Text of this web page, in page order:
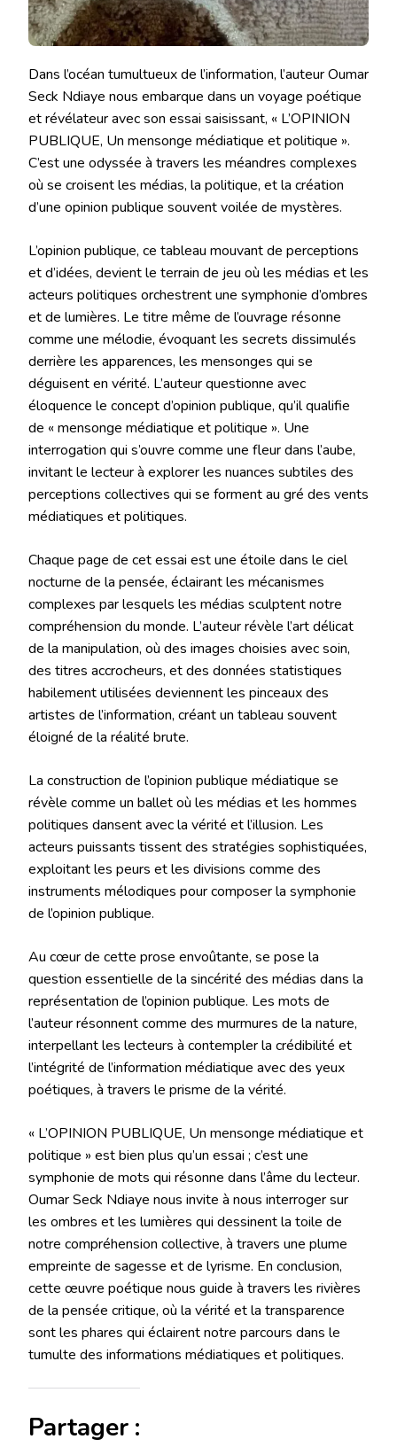
Dans l’océan tumultueux de l’information, l’auteur Oumar
Seck Ndiaye nous embarque dans un voyage poétique
et révélateur avec son essai saisissant, « L’OPINION
PUBLIQUE, Un mensonge médiatique et politique ».
C’est une odyssée à travers les méandres complexes
où se croisent les médias, la politique, et la création
d’une opinion publique souvent voilée de mystères.
L’opinion publique, ce tableau mouvant de perceptions
et d’idées, devient le terrain de jeu où les médias et les
acteurs politiques orchestrent une symphonie d’ombres
et de lumières. Le titre même de l’ouvrage résonne
comme une mélodie, évoquant les secrets dissimulés
derrière les apparences, les mensonges qui se
déguisent en vérité. L’auteur questionne avec
éloquence le concept d’opinion publique, qu’il qualifie
de « mensonge médiatique et politique ». Une
interrogation qui s’ouvre comme une fleur dans l’aube,
invitant le lecteur à explorer les nuances subtiles des
perceptions collectives qui se forment au gré des vents
médiatiques et politiques.
Chaque page de cet essai est une étoile dans le ciel
nocturne de la pensée, éclairant les mécanismes
complexes par lesquels les médias sculptent notre
compréhension du monde. L’auteur révèle l’art délicat
de la manipulation, où des images choisies avec soin,
des titres accrocheurs, et des données statistiques
habilement utilisées deviennent les pinceaux des
artistes de l’information, créant un tableau souvent
éloigné de la réalité brute.
La construction de l’opinion publique médiatique se
révèle comme un ballet où les médias et les hommes
politiques dansent avec la vérité et l’illusion. Les
acteurs puissants tissent des stratégies sophistiquées,
exploitant les peurs et les divisions comme des
instruments mélodiques pour composer la symphonie
de l’opinion publique.
Au cœur de cette prose envoûtante, se pose la
question essentielle de la sincérité des médias dans la
représentation de l’opinion publique. Les mots de
l’auteur résonnent comme des murmures de la nature,
interpellant les lecteurs à contempler la crédibilité et
l’intégrité de l’information médiatique avec des yeux
poétiques, à travers le prisme de la vérité.
« L’OPINION PUBLIQUE, Un mensonge médiatique et
politique » est bien plus qu’un essai ; c’est une
symphonie de mots qui résonne dans l’âme du lecteur.
Oumar Seck Ndiaye nous invite à nous interroger sur
les ombres et les lumières qui dessinent la toile de
notre compréhension collective, à travers une plume
empreinte de sagesse et de lyrisme. En conclusion,
cette œuvre poétique nous guide à travers les rivières
de la pensée critique, où la vérité et la transparence
sont les phares qui éclairent notre parcours dans le
tumulte des informations médiatiques et politiques.
Partager :